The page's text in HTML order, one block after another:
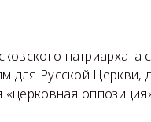
патриархата с
для Русской Церкви,